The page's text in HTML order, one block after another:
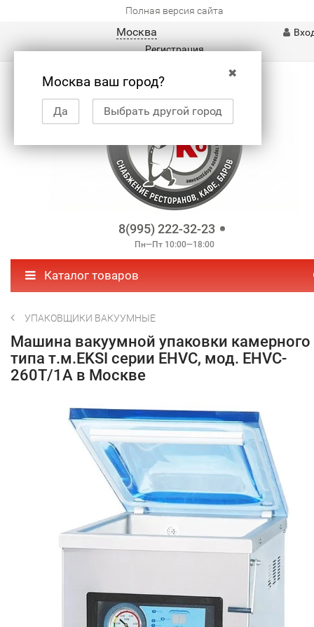
Полная версия сайта
Москва
✖
Москва ваш город?
Да Выбрать другой город
Регистрация
8(995) 222-32-23
Пн—Пт 10:00—18:00
Каталог товаров
УПАКОВЩИКИ ВАКУУМНЫЕ
Машина вакуумной упаковки камерного
типа т.м.EKSI серии EHVC, мод. EHVC-
260T/1A в Москве